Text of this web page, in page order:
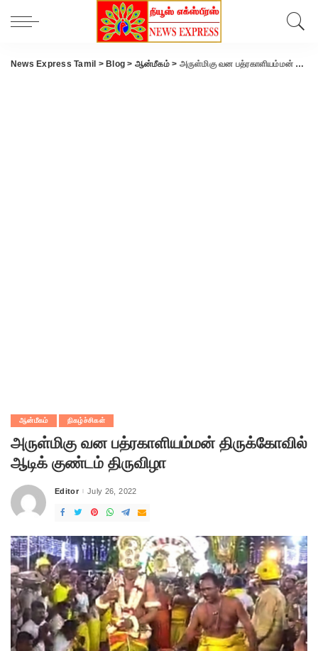
News Express Tamil > Blog > ஆன்மீகம்> அருள்மிகு வன பத்ரகாளியம்மன் திருக்கோவில் ஆடிக் குண்டம் திருவிழா
ஆன்மீகம் நிகழ்ச்சிகள்
அருள்மிகு வன பத்ரகாளியம்மன் திருக்கோவில்
ஆடிக் குண்டம் திருவிழா
Posted
Editor July 26, 2022